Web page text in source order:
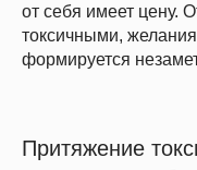
от себя имеет цену.
токсичными,
формируется
Притяжение